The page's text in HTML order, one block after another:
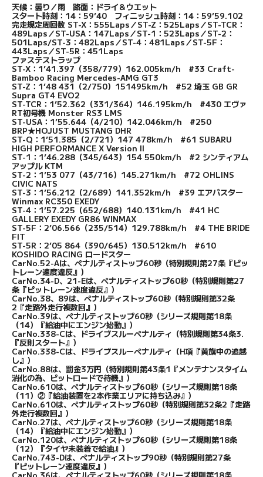
天候：曇り／雨 路面：ドライ＆ウエット
スタート時刻：14：59’40 フィニッシュ時刻：14：59’59.102
完走規定周回数 ST-X：555Laps／ST-Z：525Laps／ST-TCR：
489Laps／ST-USA：147Laps／ST-1：523Laps／ST-2：
501Laps/ST-3：482Laps／ST-4：481Laps／ST-5F：
443Laps／ST-5R：451Laps
ファステストラップ
ST-X：1’41.397（358/779）162.005km/h #33 Craft-
Bamboo Racing Mercedes-AMG GT3
ST-Z：1’48 431（2/750）151495km/h #52 埼玉 GB GR
Supra GT4 EVO2
ST-TCR：1’52.362（331/364）146.195km/h #430 エヴァ
RT初号機 Monster RS3 LMS
ST-USA：1’55.644（4/210）142.046km/h #250
BRP★HOJUST MUSTANG DHR
ST-Q：1’51.385（2/721）147 478km/h #61 SUBARU
HIGH PERFORMANCE X Version II
ST-1：1’46.288（345/643）154 550km/h #2 シンティアム
アップル KTM
ST-2：1’53 077（43/716）145.271km/h #72 OHLINS
CIVIC NATS
ST-3：1’56.212（2/689）141.352km/h #39 エアバスター
Winmax RC350 EXEDY
ST-4：1’57.225（652/688）140.131km/h #41 HC
GALLERY EXEDY GR86 WINMAX
ST-5F：2’06.566（235/514）129.788km/h #4 THE BRIDE
FIT
ST-5R：2’05 864（390/645）130.512km/h #610
KOSHIDO RACING ロードスター
CarNo.52-Aは、ペナルティストップ60秒（特別規則第27条『ピッ
トレーン速度違反』）
CarNo.34-D、21-Eは、ペナルティストップ60秒（特別規則第27
条『ピットレーン速度違反』）
CarNo.38、89は、ペナルティストップ60秒（特別規則第32条
2『走路外走行複数回』）
CarNo.39は、ペナルティストップ60秒（シリーズ規則第18条
（14）『給油中にエンジン始動』）
CarNo.338-Cは、ドライブスルーペナルティ（特別規則第34条3.
『反則スタート』）
CarNo.338-Cは、ドライブスルーペナルティ（H項『黄旗中の追越
し』）
CarNo.88は、罰金3万円（特別規則第43条1『メンテナンスタイム
消化の為、ピットロードで待機』）
CarNo.610は、ペナルティストップ60秒（シリーズ規則第18条
（11）②『給油装置を2本作業エリアに持ち込み』）
CarNo.610は、ペナルティストップ60秒（特別規則第32条2『走路
外走行複数回』）
CarNo.27は、ペナルティストップ60秒（シリーズ規則第18条
（14）『給油中にエンジン始動』）
CarNo.120は、ペナルティストップ60秒（シリーズ規則第18条
（12）『タイヤ未装着で給油』）
CarNo.743-Dは、ペナルティストップ90秒（特別規則第27条
『ピットレーン速度違反』）